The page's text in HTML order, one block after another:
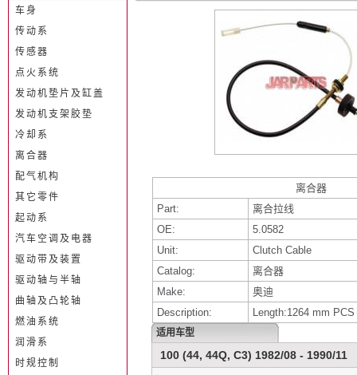
离合器
Part:
离合拉线
OE:
5.0582
Unit:
Clutch Cable
Catalog:
离合器
Make:
奥迪
Description:
Length:1264 mm PCS
适用车型
100 (44, 44Q, C3) 1982/08 - 1990/11
车身
传动系
传感器
点火系统
发动机垫片及缸盖
发动机支架胶垫
冷却系
离合器
配气机构
其它零件
起动系
汽车空调及电器
驱动带及装置
驱动轴与半轴
曲轴及凸轮轴
燃油系统
润滑系
时规控制